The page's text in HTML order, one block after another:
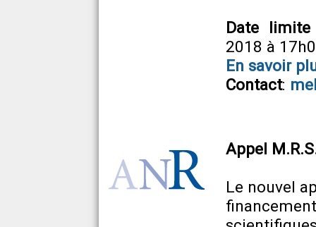
Date limite
2018 à
En savoir
Contact:
Appel
Le nouvel